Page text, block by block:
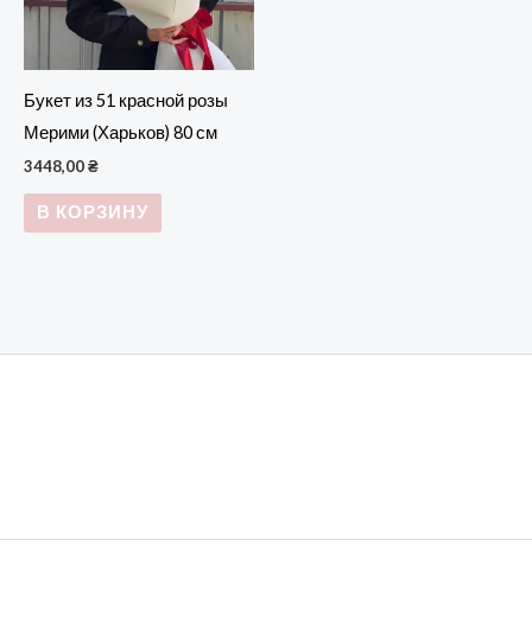
Букет из 51 красной розы
Мерими (Харьков) 80 см
3448,00₴
В КОРЗИНУ